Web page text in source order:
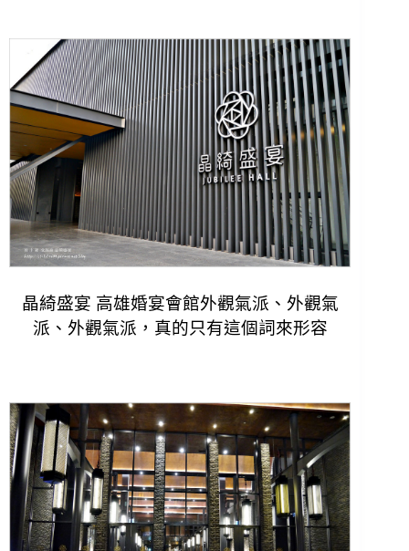
晶綺盛宴 高雄婚宴會館外觀氣派、外觀氣
派、外觀氣派，真的只有這個詞來形容